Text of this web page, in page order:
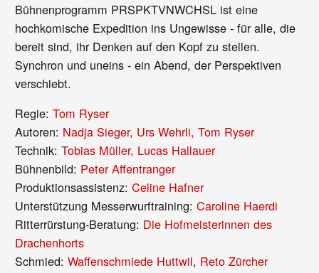
Bühnenprogramm PRSPKTVNWCHSL ist eine
hochkomische Expedition ins Ungewisse - für alle, die
bereit sind, ihr Denken auf den Kopf zu stellen.
Synchron und uneins - ein Abend, der Perspektiven
verschiebt.
Regie:Tom Ryser
Autoren: Nadja Sieger, Urs Wehrli, Tom Ryser
Technik:Tobias Müller, Lucas Hallauer
Bühnenbild: Peter Affentranger
Produktionsassistenz:Celine Hafner
Unterstützung Messerwurftraining:Caroline Haerdi
Ritterrürstung-Beratung: Die Hofmeisterinnen des
Drachenhorts
Schmied:Waffenschmiede Huttwil, Reto Zürcher